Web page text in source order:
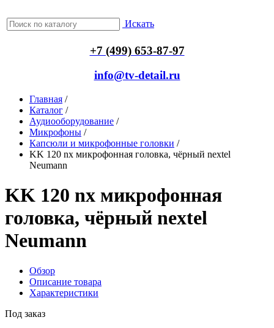
Искать
+7 (499) 653-87-97
info@tv-detail.ru
Главная /
Каталог /
Аудиооборудование /
Микрофоны /
Капсюли и микрофонные головки /
KK 120 nx микрофонная головка, чёрный nextel
Neumann
KK 120 nx микрофонная
головка, чёрный nextel
Neumann
Обзор
Описание товара
Характеристики
Под заказ